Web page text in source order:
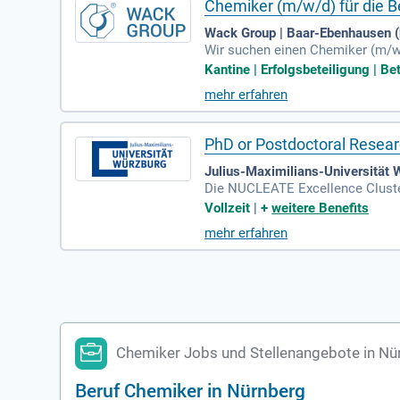
Chemiker (m/w/d) für die
Wack Group | Baar-Ebenhausen
Wir suchen einen Chemiker (m/
erfolgung nationaler und
nmeldung und unterstützen bei
weiter, einschließlich ISO-
Kunden und Behörden. Darüber
Kantine | Erfolgsbeteiligung |
mehr erfahren
PhD or Postdoctoral
Julius-Maximilians-Universität
Die NUCLEATE Excellence
gsprojekte. Bewerben Sie sich,
den PI-Profilen. Durch
e Karriere vor. Arbeiten Sie in
Vollzeit |+weitere Benefits
mehr erfahren
Chemiker Jobs und Stellenangebote in
Beruf Chemiker in Nürnberg